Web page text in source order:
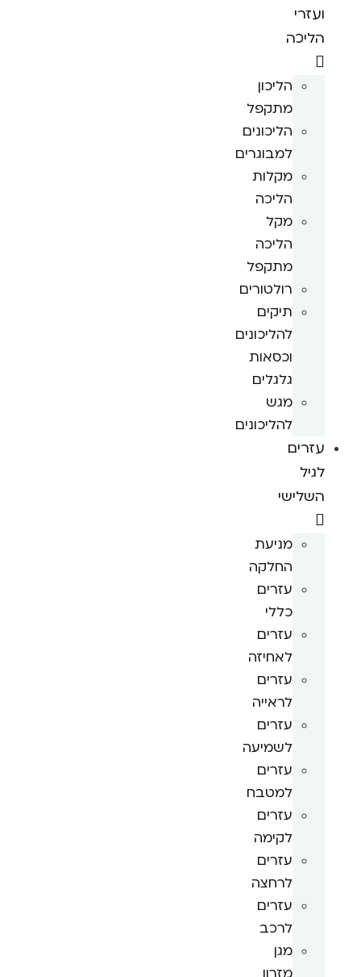
ועזרי
הליכה
הליכון
מתקפל
הליכונים
למבוגרים
מקלות
הליכה
מקל
הליכה
מתקפל
רולטורים
תיקים
להליכונים
וכסאות
גלגלים
מגש
להליכונים
עזרים
לגיל
השלישי
מניעת
החלקה
עזרים
כללי
עזרים
לאחיזה
עזרים
לראייה
עזרים
לשמיעה
עזרים
למטבח
עזרים
לקימה
עזרים
לרחצה
עזרים
לרכב
מגן